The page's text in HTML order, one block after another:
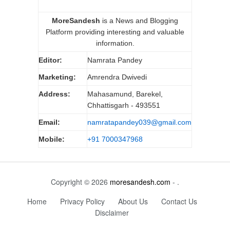
MoreSandesh is a News and Blogging
Platform providing interesting and valuable
information.
Editor: Namrata Pandey
Marketing: Amrendra Dwivedi
Address:
Mahasamund, Barekel,
Chhattisgarh - 493551
Email: namratapandey039@gmail.com
Mobile: +91 7000347968
Copyright © 2026 moresandesh.com - .
Home
Privacy Policy About Us
Contact Us
Disclaimer